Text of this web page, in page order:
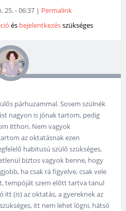
25. - 06:37 | Permalink
és bejelentkezésszükséges
párhuzammal. Sosem szülnék
nagyon is jónak tartom, pedig
itthon. Nem vagyok
az oktatásnak ezen
habitusú szülő szükséges,
biztos vagyok benne, hogy
ha csak rá figyelve, csak vele
tempóját szem előtt tartva tanul
itt (is) az oktatás, a gyereknek az
itt nem lehet lógni, hátsó